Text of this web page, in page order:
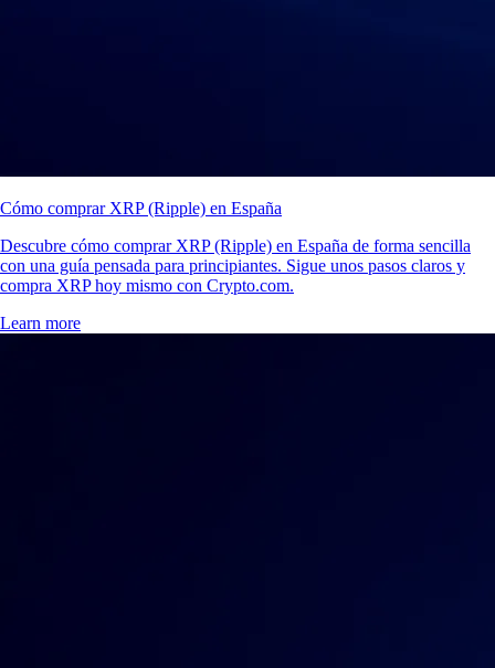
Cómo comprar XRP (Ripple) en España
Descubre cómo comprar XRP (Ripple) en España de forma sencilla
con una guía pensada para principiantes. Sigue unos pasos claros y
compra XRP hoy mismo con Crypto.com.
Learn more